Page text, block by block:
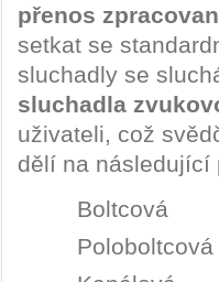
přenos
setkat se
sluchadly se
sluchadla
uživateli, což
dělí na následující
Boltcová
Poloboltcová